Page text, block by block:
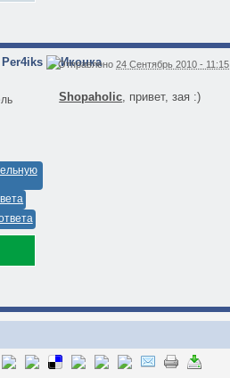
Per4iks Отправлено24 Сентябрь 2010 - 11:15
Shopaholic , привет, зая :)